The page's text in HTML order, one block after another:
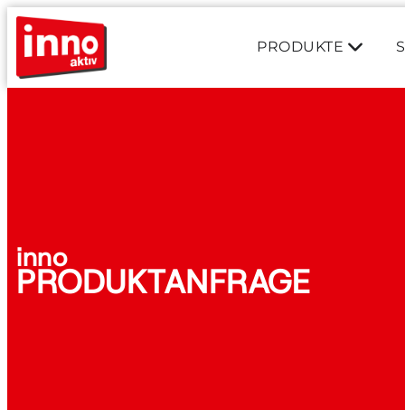
PRODUKTE
inno
PRODUKTANFRAGE